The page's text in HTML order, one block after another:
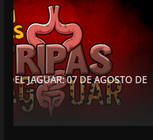
DE
LOCALES OPINIÓN
LUJOS SUBSIDIADOS